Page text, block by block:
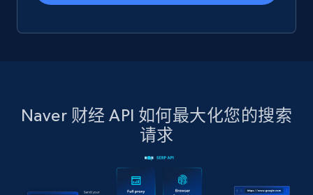
Naver 财经 API 如何最大化您的搜索
请求